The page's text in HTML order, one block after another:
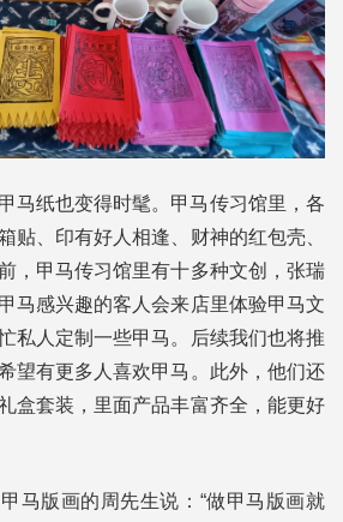
马纸也变得时髦。甲马传习馆里，各
贴、印有好人相逢、财神的红包壳、
甲马传习馆里有十多种文创，张瑞
马感兴趣的客人会来店里体验甲马文
私人定制一些甲马。后续我们也将推
望有更多人喜欢甲马。此外，他们还
盒套装，里面产品丰富齐全，能更好
马版画的周先生说：“做甲马版画就